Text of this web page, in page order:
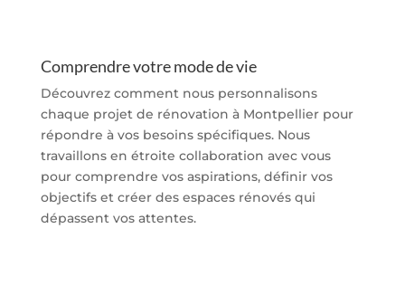
Comprendre votre mode de vie
Découvrez comment nous personnalisons
chaque projet de rénovation à Montpellier pour
répondre à vos besoins spécifiques. Nous
travaillons en étroite collaboration avec vous
pour comprendre vos aspirations, définir vos
objectifs et créer des espaces rénovés qui
dépassent vos attentes.